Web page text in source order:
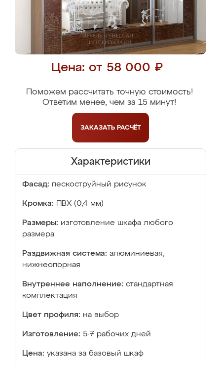
Цена: от 58 000 ₽
Поможем рассчитать точную стоимость!
Ответим менее, чем за 15 минут!
ЗАКАЗАТЬ РАСЧЁТ
Характеристики
Фасад: пескоструйный рисунок
Кромка: ПВХ (0,4 мм)
Размеры: изготовление шкафа любого
размера
Раздвижная система: алюминиевая,
нижнеопорная
Внутреннее наполнение: стандартная
комплектация
Цвет профиля: на выбор
Изготовление: 5-7 рабочих дней
Цена: указана за базовый шкаф